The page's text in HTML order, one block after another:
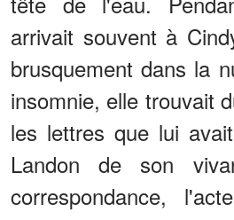
arrivait souvent à
brusquement dans la
insomnie, elle trouvait
les lettres que lui
Landon de son
correspondance,